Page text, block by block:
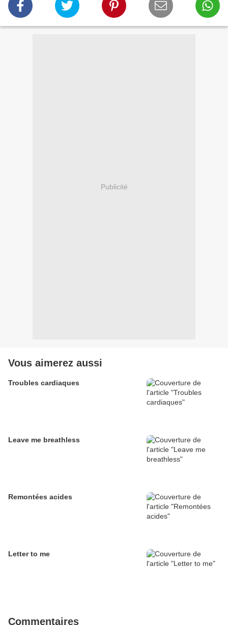
Publicité
Vous aimerez aussi
Troubles cardiaques
Leave me breathless
Remontées acides
Letter to me
Commentaires